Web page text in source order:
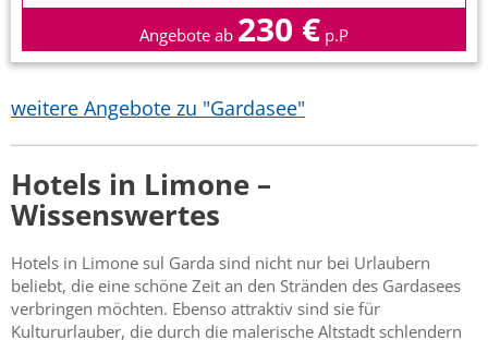
Angebote ab 230 € p.P
weitere Angebote zu "Gardasee"
Hotels in Limone –
Wissenswertes
Hotels in Limone sul Garda sind nicht nur bei Urlaubern
beliebt, die eine schöne Zeit an den Stränden des Gardasees
verbringen möchten. Ebenso attraktiv sind sie für
Kultururlauber, die durch die malerische Altstadt schlendern